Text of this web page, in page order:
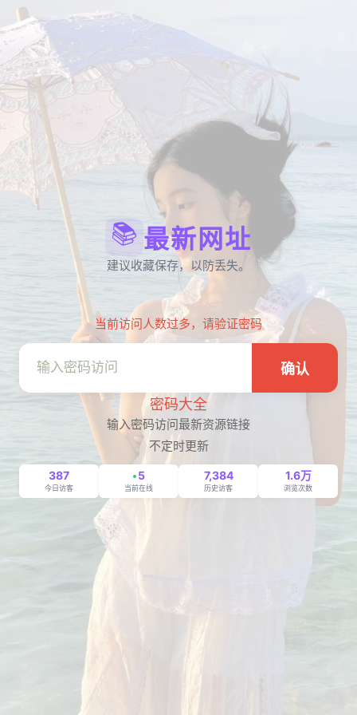
📚 最新网址
建议收藏保存，以防丢失。
当前访问人数过多，请验证密码
确认
密码大全
输入密码访问最新资源链接
不定时更新
387
今日访客
5
当前在线
7,384
历史访客
1.6万
浏览次数